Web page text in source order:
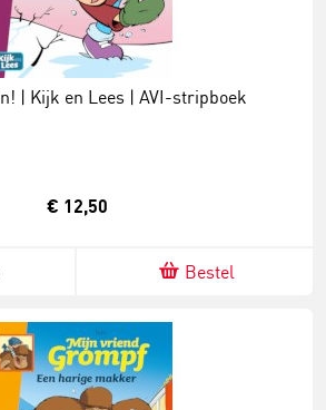
| Kijk en Lees | AVI-stripboek
€ 12,50
Bestel